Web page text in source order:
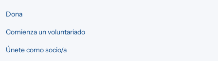
Dona
Comienza un voluntariado
Únete como socio/a